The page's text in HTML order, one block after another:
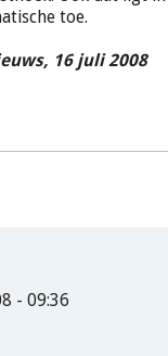
toe.
16 juli 2008
- 09:36